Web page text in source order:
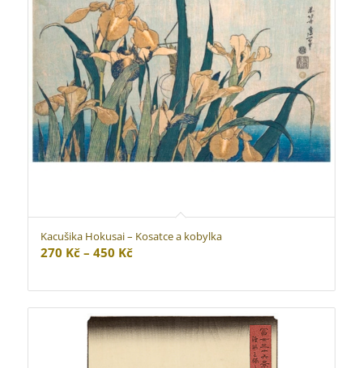
Kacušika Hokusai – Kosatce a kobylka
270 Kč – 450 KčRozpětí
270 Kč
až
450 Kč